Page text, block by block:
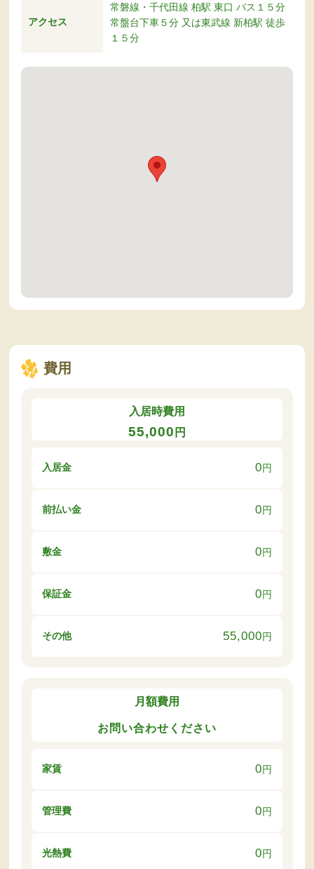
アクセス
常磐線・千代田線 柏駅 東口 バス１５分
常盤台下車５分 又は東武線 新柏駅 徒歩
１５分
費用
入居時費用
55,000 円
入居金 0円
前払い金 0円
敷金 0円
保証金 0円
その他 55,000円
月額費用
お問い合わせください
家賃 0円
管理費 0円
光熱費 0円